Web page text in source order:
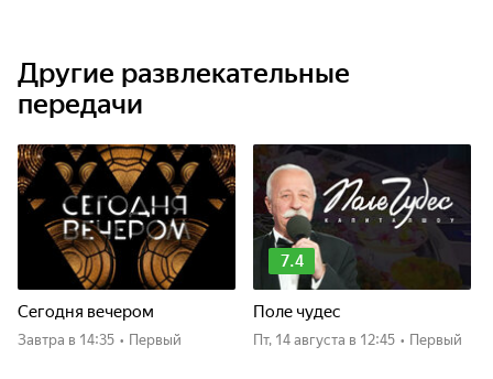
Другие развлекательные
передачи
Сегодня вечером
Завтра в 14:35 • Первый
7.4
Поле чудес
пт, 14 августа в 12:45 • Первый